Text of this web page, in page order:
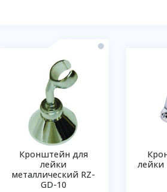
Кронштейн для
лейки
металлический RZ-
GD-10
лейки